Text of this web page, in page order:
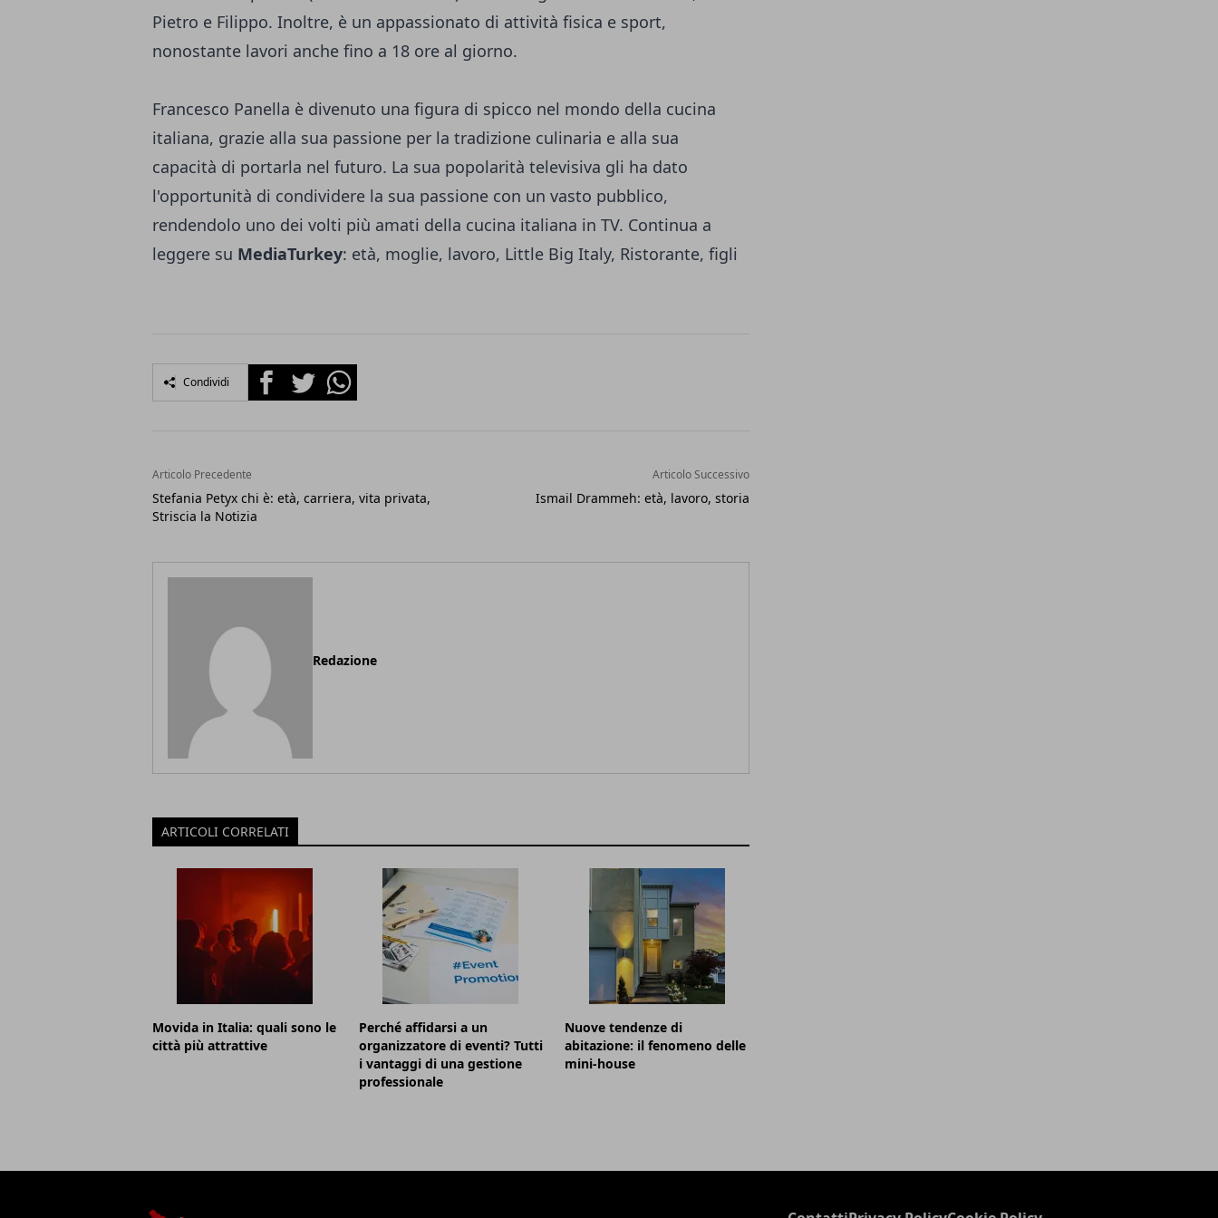
Pietro e Filippo. Inoltre, è un appassionato di attività fisica e sport,
nonostante lavori anche fino a 18 ore al giorno.
Francesco Panella è divenuto una figura di spicco nel mondo della cucina
italiana, grazie alla sua passione per la tradizione culinaria e alla sua
capacità di portarla nel futuro. La sua popolarità televisiva gli ha dato
l'opportunità di condividere la sua passione con un vasto pubblico,
rendendolo uno dei volti più amati della cucina italiana in TV. Continua a
leggere su MediaTurkey: età, moglie, lavoro, Little Big Italy, Ristorante, figli
Condividi FacebookTwitterWhatsapp
Articolo Precedente
Stefania Petyx chi è: età, carriera, vita privata,
Striscia la Notizia
Articolo Successivo
Ismail Drammeh: età, lavoro, storia
Redazione
ARTICOLI CORRELATI
Movida in Italia: quali sono le
città più attrattive
Perché affidarsi a un
organizzatore di eventi? Tutti
i vantaggi di una gestione
professionale
Nuove tendenze di
abitazione: il fenomeno delle
mini-house